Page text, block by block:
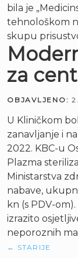
bila je
tehnološkom
skupu
za
OBJAVLJENO:
U Kliničkom
zanavljanje i
2022. KBC-u
Plazma
Ministarstva
nabave,
kn (s PDV-
izrazito
neporoznih
← STARIJE